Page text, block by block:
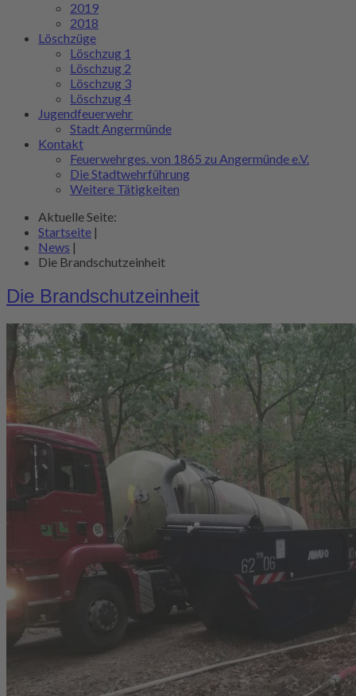
2019
2018
Löschzüge
Löschzug 1
Löschzug 2
Löschzug 3
Löschzug 4
Jugendfeuerwehr
Stadt Angermünde
Kontakt
Feuerwehrges. von 1865 zu Angermünde e.V.
Die Stadtwehrführung
Weitere Tätigkeiten
Aktuelle Seite:
Startseite |
News |
Die Brandschutzeinheit
Die Brandschutzeinheit